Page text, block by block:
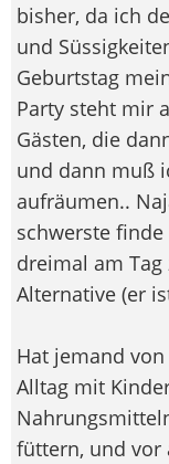
bisher, da ich
und
Geburtstag
Party steht mir
Gästen, die
und dann muß
aufräumen..
schwerste
dreimal am
Alternative (er
Hat jemand
Alltag mit
füttern, und vor